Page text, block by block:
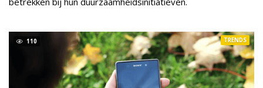
110 TRENDS